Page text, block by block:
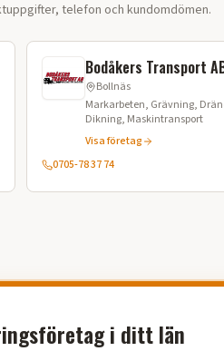
telefon och kundomdömen.
Bodåkers Transport
Bollnäs
Markarbeten, Grävning,
Dikning, Maskintransport
Visa företag
0705-78 37 74
i ditt län